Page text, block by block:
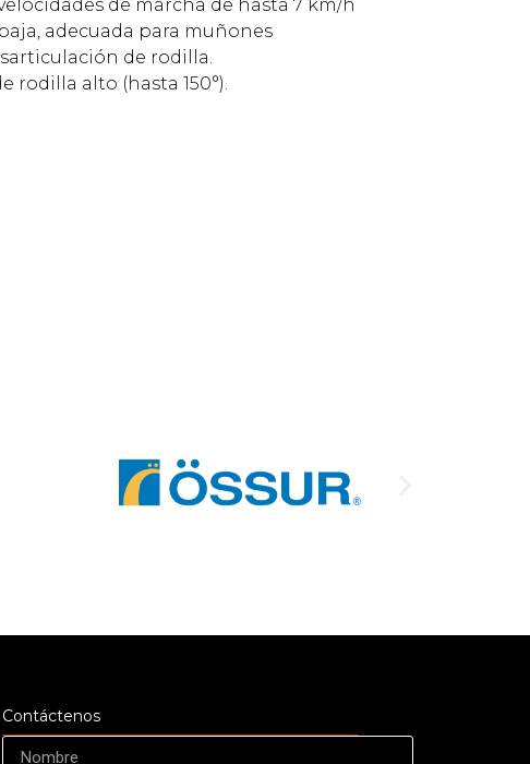
de marcha de hasta 7 km/h
adecuada para muñones
de rodilla.
rodilla alto (hasta 150°).
Contáctenos